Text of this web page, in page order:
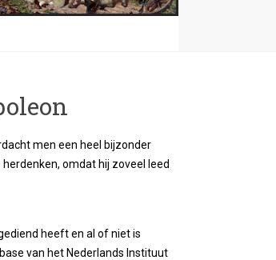
men een heel bijzonder
omdat hij zoveel leed
heeft en al of niet is
van het Nederlands Instituut